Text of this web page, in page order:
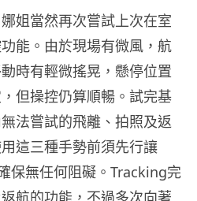
姐當然再次嘗試上次在室
能。由於現場有微風，航
時有輕微搖晃，懸停位置
但操控仍算順暢。試完基
法嘗試的飛離、拍照及返
這三種手勢前須先行讓
保無任何阻礙。Tracking完
航的功能，不過多次向著